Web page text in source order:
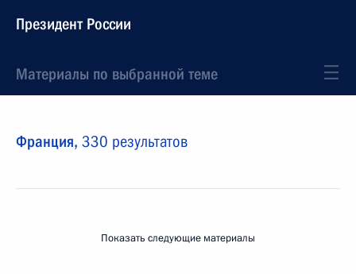
Президент России
Материалы по выбранной теме
Франция, 330 результатов
Показать следующие материалы